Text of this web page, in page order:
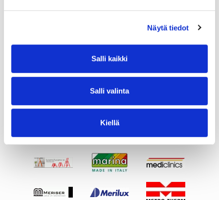
Näytä tiedot
Salli kaikki
Salli valinta
Kiellä